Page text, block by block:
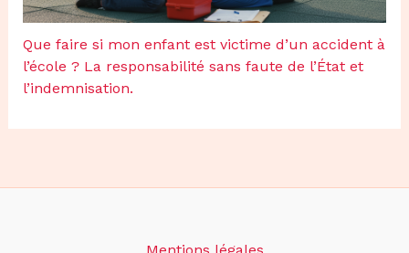
Que faire si mon enfant est victime d’un accident à
l’école ? La responsabilité sans faute de l’État et
l’indemnisation.